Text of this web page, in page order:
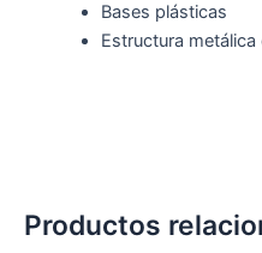
Bases plásticas
Estructura
Productos